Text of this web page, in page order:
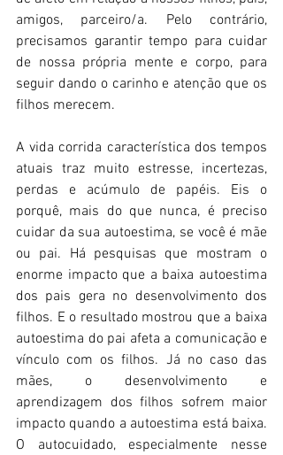
amigos, parceiro/a. Pelo contrário,
precisamos garantir tempo para cuidar
de nossa própria mente e corpo, para
seguir dando o carinho e atenção que os
filhos merecem.
A vida corrida característica dos tempos
atuais traz muito estresse, incertezas,
perdas e acúmulo de papéis. Eis o
porquê, mais do que nunca, é preciso
cuidar da sua autoestima, se você é mãe
ou pai. Há pesquisas que mostram o
enorme impacto que a baixa autoestima
dos pais gera no desenvolvimento dos
filhos. E o resultado mostrou que a baixa
autoestima do pai afeta a comunicação e
vínculo com os filhos. Já no caso das
mães, o desenvolvimento e
aprendizagem dos filhos sofrem maior
impacto quando a autoestima está baixa.
O autocuidado, especialmente nesse